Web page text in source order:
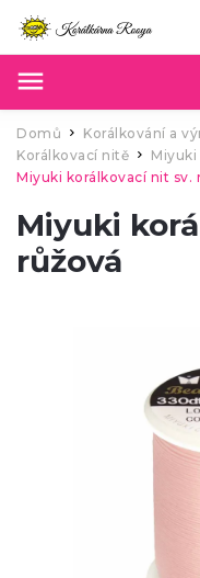
Domů / Korálkování a
Korálkovací nitě /
Miyuki korálkovací nit sv.
Miyuki
růžová